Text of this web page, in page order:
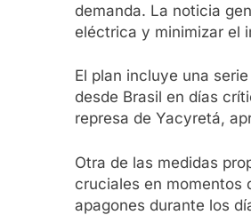
demanda. La noticia
eléctrica y minimizar el
El plan incluye una
desde Brasil en días
represa de Yacyretá,
Otra de las medidas
cruciales en momentos
apagones durante los